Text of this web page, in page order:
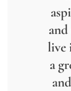
live
a